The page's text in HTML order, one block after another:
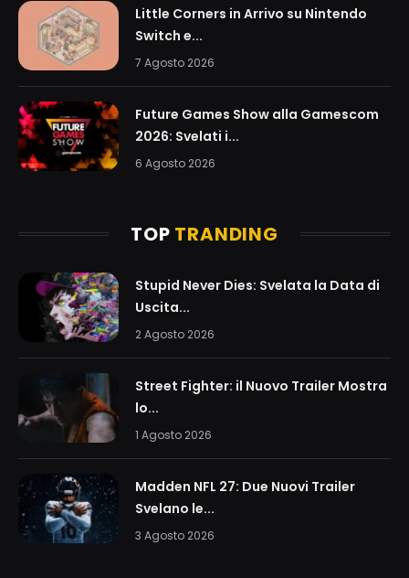
Little Corners in Arrivo su Nintendo
Switch e...
7 Agosto 2026
Future Games Show alla Gamescom
2026: Svelati i...
6 Agosto 2026
TOP TRANDING
Stupid Never Dies: Svelata la Data di
Uscita...
2 Agosto 2026
Street Fighter: il Nuovo Trailer Mostra
lo...
1 Agosto 2026
Madden NFL 27: Due Nuovi Trailer
Svelano le...
3 Agosto 2026